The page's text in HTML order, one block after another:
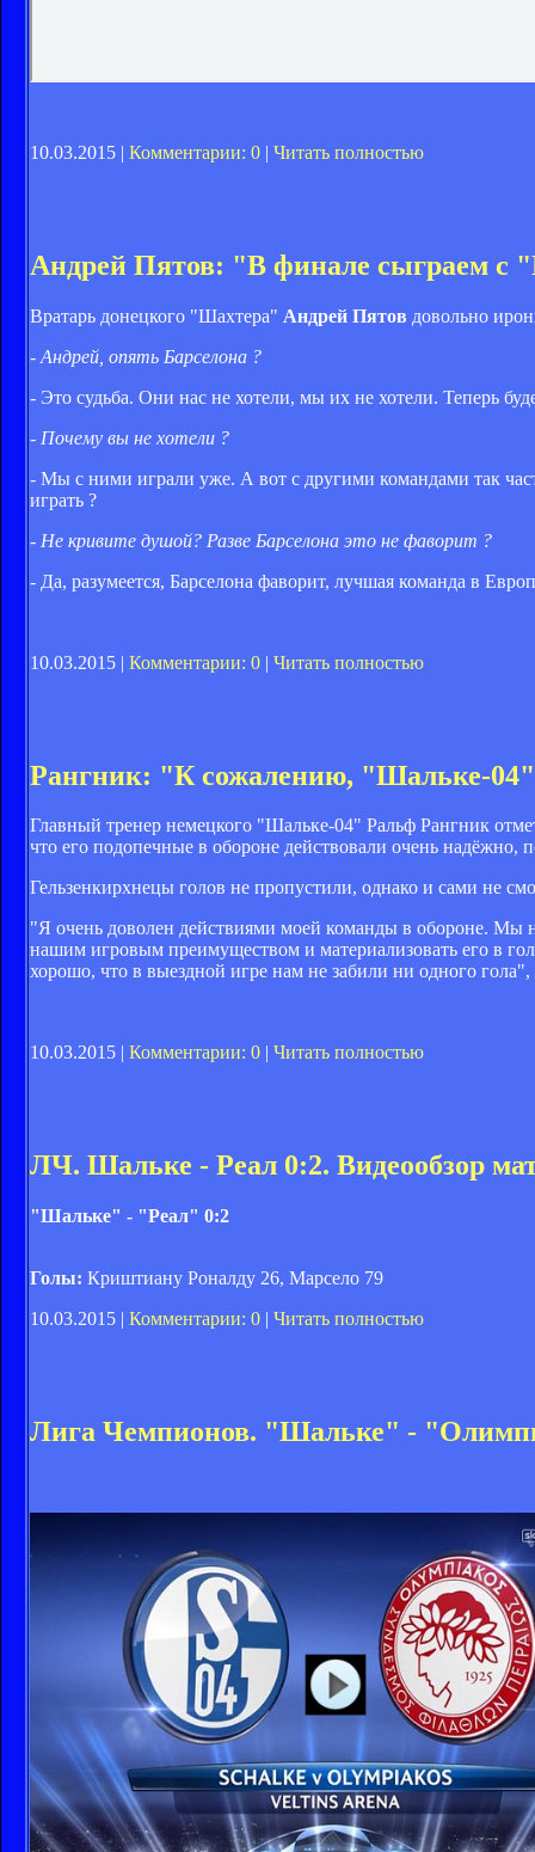
10.03.2015 | Комментарии: 0 | Читать полностью
Андрей Пятов: "В финале сыграем с
Вратарь донецкого "Шахтера" Андрей Пятов довольно
- Андрей, опять Барселона ?
- Это судьба. Они нас не хотели, мы их не хотели. Теперь
- Почему вы не хотели ?
- Мы с ними играли уже. А вот с другими командами так
играть ?
- Не кривите душой? Разве Барселона это не фаворит ?
- Да, разумеется, Барселона фаворит, лучшая команда в
10.03.2015 | Комментарии: 0 | Читать полностью
Рангник: "К сожалению, "Шальке-04"
Главный тренер немецкого "Шальке-04" Ральф Рангник
что его подопечные в обороне действовали очень надёжно,
Гельзенкирхнецы голов не пропустили, однако и сами не
"Я очень доволен действиями моей команды в обороне. Мы
нашим игровым преимуществом и материализовать его в
хорошо, что в выездной игре нам не забили ни одного
10.03.2015 | Комментарии: 0 | Читать полностью
ЛЧ. Шальке - Реал 0:2. Видеообзор
"Шальке" - "Реал" 0:2
Голы: Криштиану Роналду 26, Марсело 79
10.03.2015 | Комментарии: 0 | Читать полностью
Лига Чемпионов. "Шальке" -